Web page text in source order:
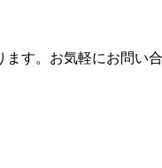
す。お気軽にお問い合